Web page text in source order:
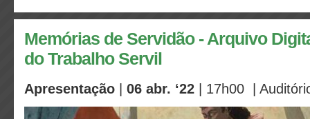
Memórias de Servidão - Arquivo
do Trabalho Servil
Apresentação 06 abr. ‘22 | 17h00 |